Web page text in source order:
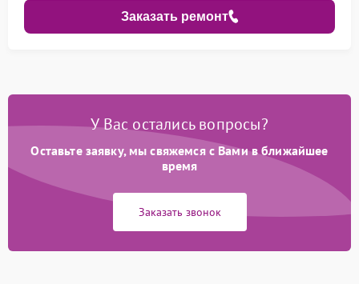
Заказать ремонт
У Вас остались вопросы?
Оставьте заявку, мы свяжемся с Вами в ближайшее
время
Заказать звонок